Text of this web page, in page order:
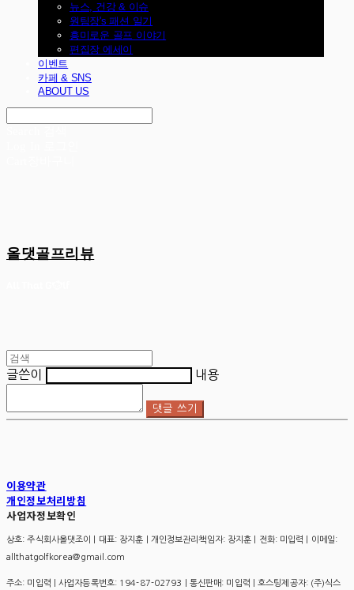
뉴스, 건강 & 이슈
원팀장's 패션 일기
흥미로운 골프 이야기
편집장 에세이
이벤트
카페 & SNS
ABOUT US
올댓골프리뷰
글쓴이 내용
댓글 쓰기
이용약관
개인정보처리방침
사업자정보확인
상호: 주식회사올댓조이 | 대표: 장지훈 | 개인정보관리책임자: 장지훈 | 전화: 미입력 | 이메일:
allthatgolfkorea@gmail.com
주소: 미입력 | 사업자등록번호: 194-87-02793 | 통신판매: 미입력 | 호스팅제공자: (주)식스